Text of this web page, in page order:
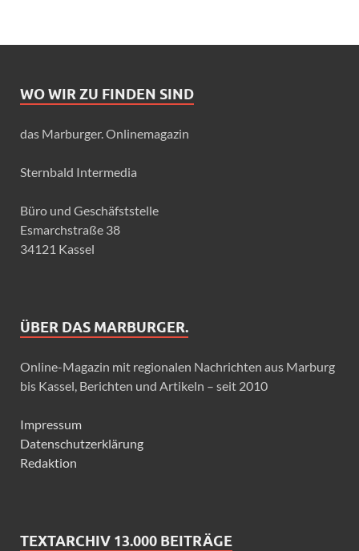
WO WIR ZU FINDEN SIND
das Marburger. Onlinemagazin
Sternbald Intermedia
Büro und Geschäfststelle
Esmarchstraße 38
34121 Kassel
ÜBER DAS MARBURGER.
Online-Magazin mit regionalen Nachrichten aus Marburg
bis Kassel, Berichten und Artikeln – seit 2010
Impressum
Datenschutzerklärung
Redaktion
TEXTARCHIV 13.000 BEITRÄGE